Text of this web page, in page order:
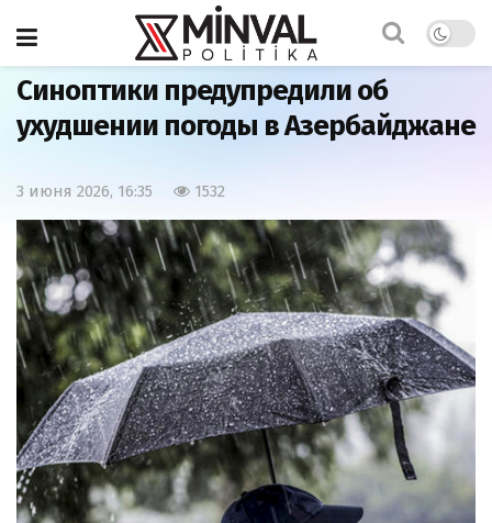
Главная Общество
Синоптики предупредили об
ухудшении погоды в Азербайджане
3 июня 2026, 16:35 1532